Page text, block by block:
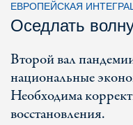
ЕВРОПЕЙСКАЯ
Оседлать
Второй вал
национальные
Необходима
восстановления.